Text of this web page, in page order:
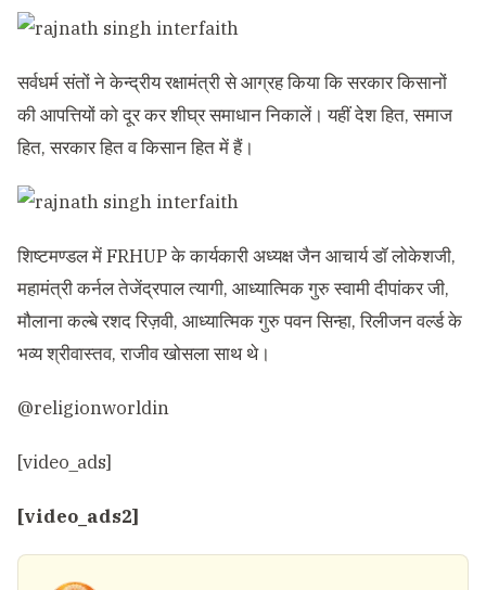
सर्वधर्म संतों ने केन्द्रीय रक्षामंत्री से आग्रह किया कि सरकार किसानों
की आपत्तियों को दूर कर शीघ्र समाधान निकालें। यहीं देश हित, समाज
हित, सरकार हित व किसान हित में हैं।
शिष्टमण्डल में FRHUP के कार्यकारी अध्यक्ष जैन आचार्य डॉ लोकेशजी,
महामंत्री कर्नल तेजेंद्रपाल त्यागी, आध्यात्मिक गुरु स्वामी दीपांकर जी,
मौलाना कल्बे रशद रिज़वी, आध्यात्मिक गुरु पवन सिन्हा, रिलीजन वर्ल्ड के
भव्य श्रीवास्तव, राजीव खोसला साथ थे।
@religionworldin
[video_ads]
[video_ads2]